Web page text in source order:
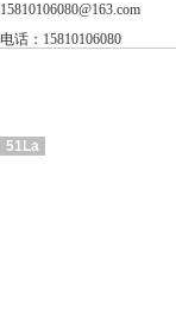
15810106080@163.com
电话：15810106080
51La